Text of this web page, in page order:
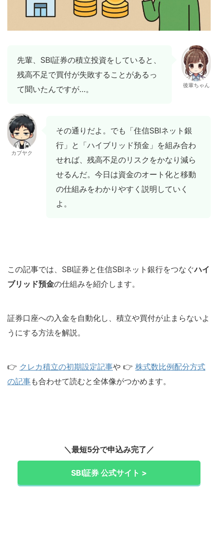
先輩、SBI証券の積立投資をしていると、
残高不足で買付が失敗することがあるっ
て聞いたんですが…。
後輩ちゃん
カブヤク
その通りだよ。でも「住信SBIネット銀
行」と「ハイブリッド預金」を組み合わ
せれば、残高不足のリスクをかなり減ら
せるんだ。今日は資金のオート化と移動
の仕組みをわかりやすく説明していく
よ。
この記事では、SBI証券と住信SBIネット銀行をつなぐハイ
ブリッド預金の仕組みを紹介します。
証券口座への入金を自動化し、積立や買付が止まらないよ
うにする方法を解説。
👉 クレカ積立の初期設定記事や 👉 株式数比例配分方式
の記事も合わせて読むと全体像がつかめます。
＼最短5分で申込み完了／
SBI証券 公式サイト >